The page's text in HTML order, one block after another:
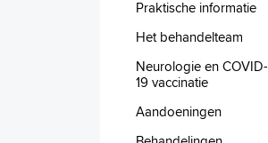
Praktische informatie
Het behandelteam
Neurologie en COVID-
19 vaccinatie
Aandoeningen